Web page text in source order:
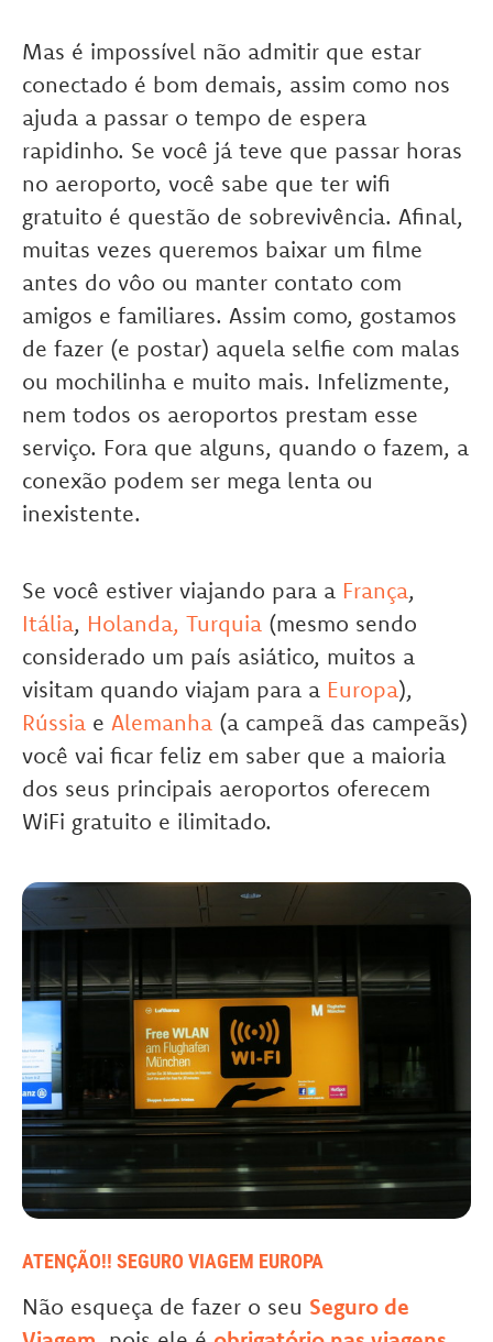
Mas é impossível não admitir que estar
conectado é bom demais, assim como nos
ajuda a passar o tempo de espera
rapidinho. Se você já teve que passar horas
no aeroporto, você sabe que ter wifi
gratuito é questão de sobrevivência. Afinal,
muitas vezes queremos baixar um filme
antes do vôo ou manter contato com
amigos e familiares. Assim como, gostamos
de fazer (e postar) aquela selfie com malas
ou mochilinha e muito mais. Infelizmente,
nem todos os aeroportos prestam esse
serviço. Fora que alguns, quando o fazem, a
conexão podem ser mega lenta ou
inexistente.
Se você estiver viajando para a França,
Itália, Holanda, Turquia (mesmo sendo
considerado um país asiático, muitos a
visitam quando viajam para a Europa),
Rússia e Alemanha (a campeã das campeãs)
você vai ficar feliz em saber que a maioria
dos seus principais aeroportos oferecem
WiFi gratuito e ilimitado.
ATENÇÃO!! SEGURO VIAGEM EUROPA
Não esqueça de fazer o seu Seguro de